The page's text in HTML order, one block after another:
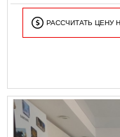
РАССЧИТАТЬ ЦЕНУ